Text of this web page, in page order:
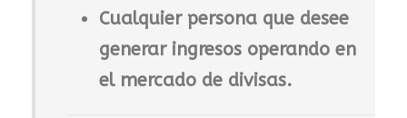
Cualquier persona que desee
generar ingresos operando en
el mercado de divisas.